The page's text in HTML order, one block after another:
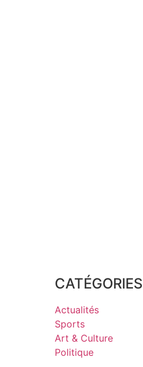
CATÉGORIES
Actualités
Sports
Art & Culture
Politique